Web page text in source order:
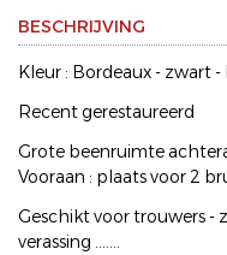
BESCHRIJVING
Kleur : Bordeaux - zwart -
Recent gerestaureerd
Grote beenruimte
Vooraan : plaats voor 2
Geschikt voor trouwers -
verassing .......